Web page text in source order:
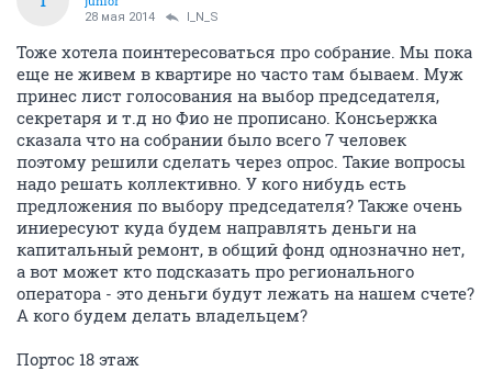
28 мая 2014 I_N_S
Тоже хотела поинтересоваться про собрание. Мы пока
еще не живем в квартире но часто там бываем. Муж
принес лист голосования на выбор председателя,
секретаря и т.д но Фио не прописано. Консьержка
сказала что на собрании было всего 7 человек
поэтому решили сделать через опрос. Такие вопросы
надо решать коллективно. У кого нибудь есть
предложения по выбору председателя? Также очень
иниересуют куда будем направлять деньги на
капитальный ремонт, в общий фонд однозначно нет,
а вот может кто подсказать про регионального
оператора - это деньги будут лежать на нашем счете?
А кого будем делать владельцем?
Портос 18 этаж